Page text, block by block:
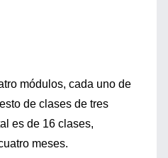
módulos, cada uno de
de clases de tres
es de 16 clases,
meses.